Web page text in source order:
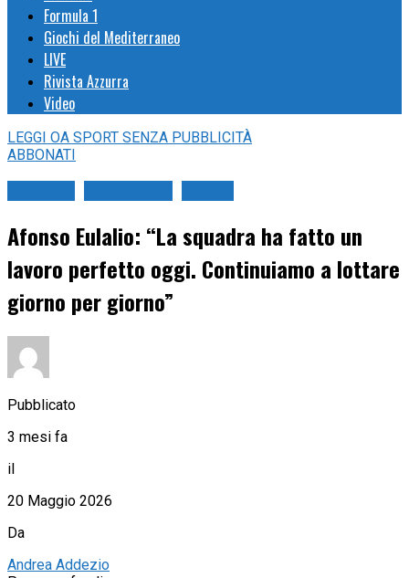
Formula 1
Giochi del Mediterraneo
LIVE
Rivista Azzurra
Video
LEGGI OA SPORT SENZA PUBBLICITÀ
ABBONATI
Afonso Eulalio: “La squadra ha fatto un
lavoro perfetto oggi. Continuiamo a lottare
giorno per giorno”
Pubblicato
3 mesi fa
il
20 Maggio 2026
Da
Andrea Addezio